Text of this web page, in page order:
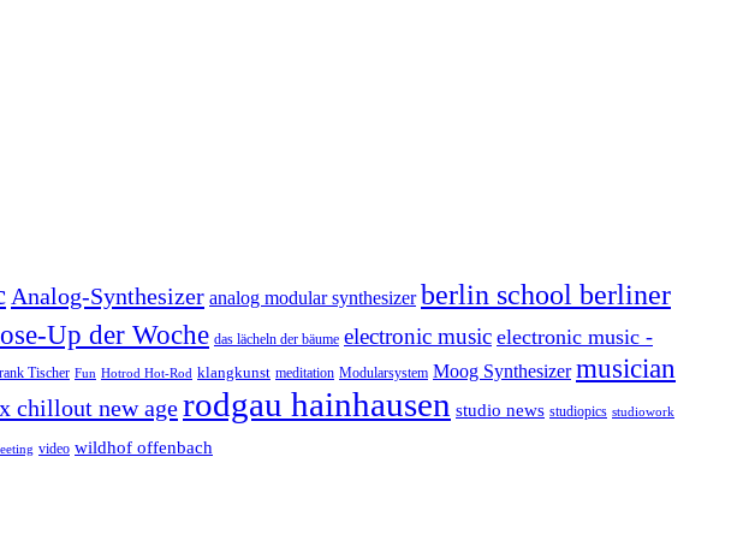
Analog-Synthesizer analog modular synthesizer berlin school berliner
Up der Woche das lächeln der bäume electronic music electronic music -
Tischer Fun Hotrod Hot-Rod klangkunst meditation Modularsystem Moog Synthesizer musician
chillout new agerodgau hainhausen studio news studiopics studiowork
video wildhof offenbach